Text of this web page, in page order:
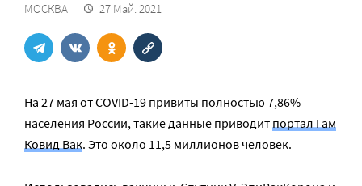
МОСКВА 27 Май. 2021
На 27 мая от COVID-19 привиты полностью 7,86%
населения России, такие данные приводитпортал Гам
Ковид Вак. Это около 11,5 миллионов человек.